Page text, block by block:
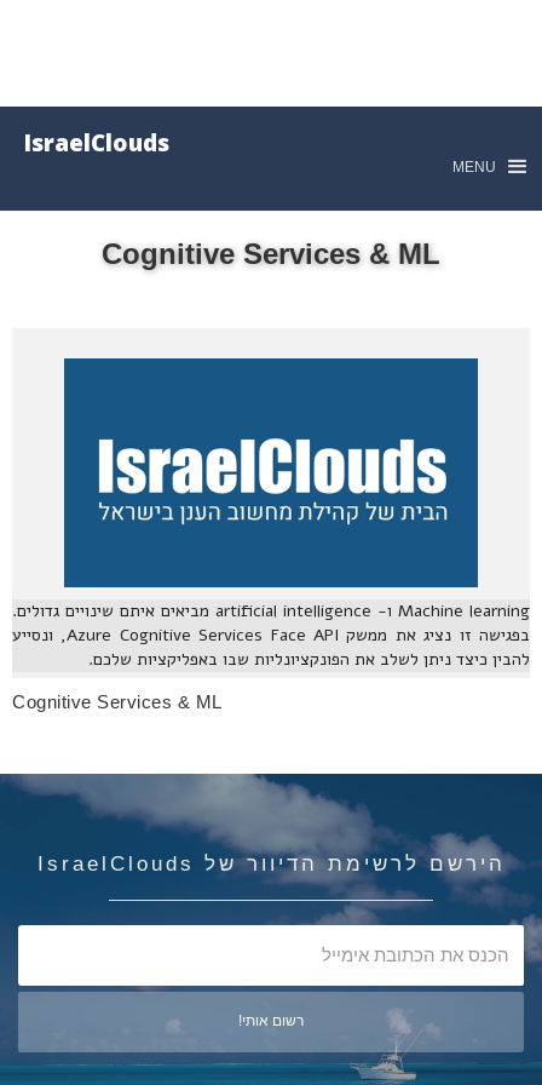
IsraelClouds
MENU
Cognitive Services & ML
Machine learning ו- artificial intelligence מביאים איתם שינויים גדולים.
בפגישה זו נציג את ממשק Azure Cognitive Services Face API, ונסייע
להבין כיצד ניתן לשלב את הפונקציונליות שבו באפליקציות שלכם.
Cognitive Services & ML
הירשם לרשימת הדיוור של IsraelClouds